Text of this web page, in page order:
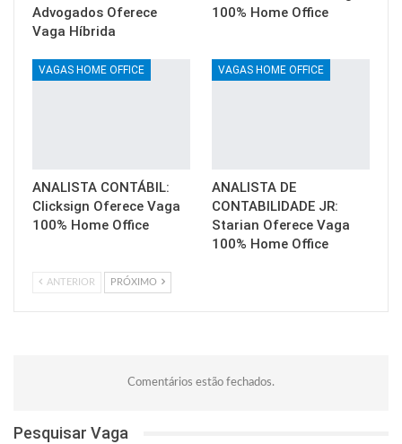
Advogados Oferece
Vaga Híbrida
100% Home Office
VAGAS HOME OFFICE
ANALISTA CONTÁBIL:
Clicksign Oferece Vaga
100% Home Office
VAGAS HOME OFFICE
ANALISTA DE
CONTABILIDADE JR:
Starian Oferece Vaga
100% Home Office
ANTERIOR PRÓXIMO
Comentários estão fechados.
Pesquisar Vaga